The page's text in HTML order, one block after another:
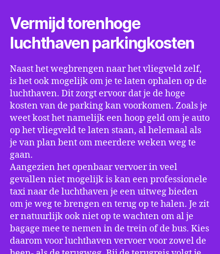
Vermijd torenhoge
luchthaven parkingkosten
Naast het wegbrengen naar het vliegveld zelf,
is het ook mogelijk om je te laten ophalen op de
luchthaven. Dit zorgt ervoor dat je de hoge
kosten van de parking kan voorkomen. Zoals je
weet kost het namelijk een hoop geld om je auto
op het vliegveld te laten staan, al helemaal als
je van plan bent om meerdere weken weg te
gaan.
Aangezien het openbaar vervoer in veel
gevallen niet mogelijk is kan een professionele
taxi naar de luchthaven je een uitweg bieden
om je weg te brengen en terug op te halen. Je zit
er natuurlijk ook niet op te wachten om al je
bagage mee te nemen in de trein of de bus. Kies
daarom voor luchthaven vervoer voor zowel de